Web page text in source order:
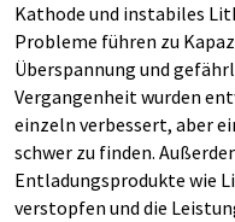
Kathode und instabiles
Probleme führen zu
Überspannung und
Vergangenheit wurden
einzeln verbessert, aber
schwer zu finden.
Entladungsprodukte wie
verstopfen und die